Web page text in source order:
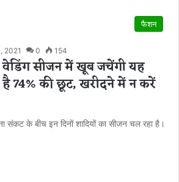
फैशन
2021 0 154
सीजन में खूब जचेंगी यह
है 74% की छूट, खरीदने में न करें
संकट के बीच इन दिनों शादियों का सीजन चल रहा है।